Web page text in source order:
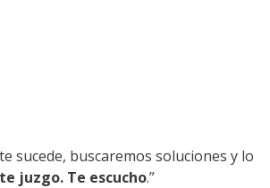
sucede, buscaremos soluciones y lo
juzgo. Te escucho.”